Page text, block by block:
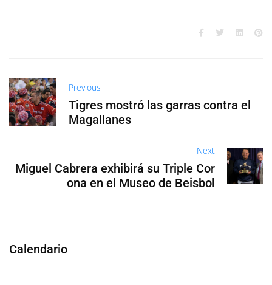
Previous
Tigres mostró las garras contra el
Magallanes
Next
Miguel Cabrera exhibirá su Triple Cor
ona en el Museo de Beisbol
Calendario